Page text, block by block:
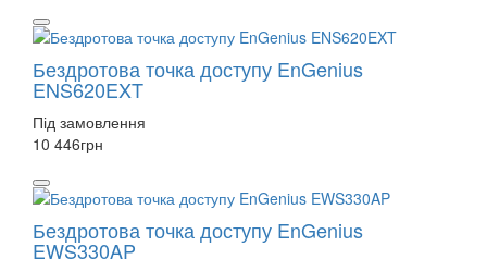
Бездротова точка доступу EnGenius
ENS620EXT
Під замовлення
10 446грн
Бездротова точка доступу EnGenius
EWS330AP